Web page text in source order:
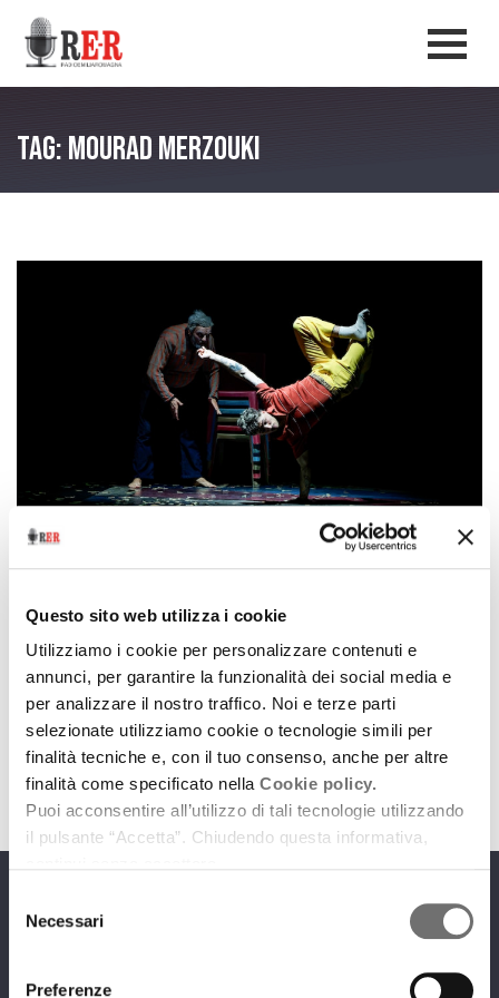
Questo sito web utilizza i cookie
Utilizziamo i cookie per personalizzare contenuti e
annunci, per garantire la funzionalità dei social media e
per analizzare il nostro traffico. Noi e terze parti
selezionate utilizziamo cookie o tecnologie simili per
finalità tecniche e, con il tuo consenso, anche per altre
finalità come specificato nella Cookie policy.
Puoi acconsentire all’utilizzo di tali tecnologie utilizzando
il pulsante “Accetta”. Chiudendo questa informativa,
delNecessari
Preferenze
Salta al contenuto principale
Tag: Mourad Merzouki
Dance Land
2 marzo 2026
Gli imperdibili appuntamenti di danza scelti per noi
da Carmelo Zapparrata
Ascolta downloadPodcast